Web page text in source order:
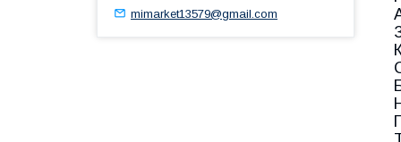
mimarket13579@gmail.com